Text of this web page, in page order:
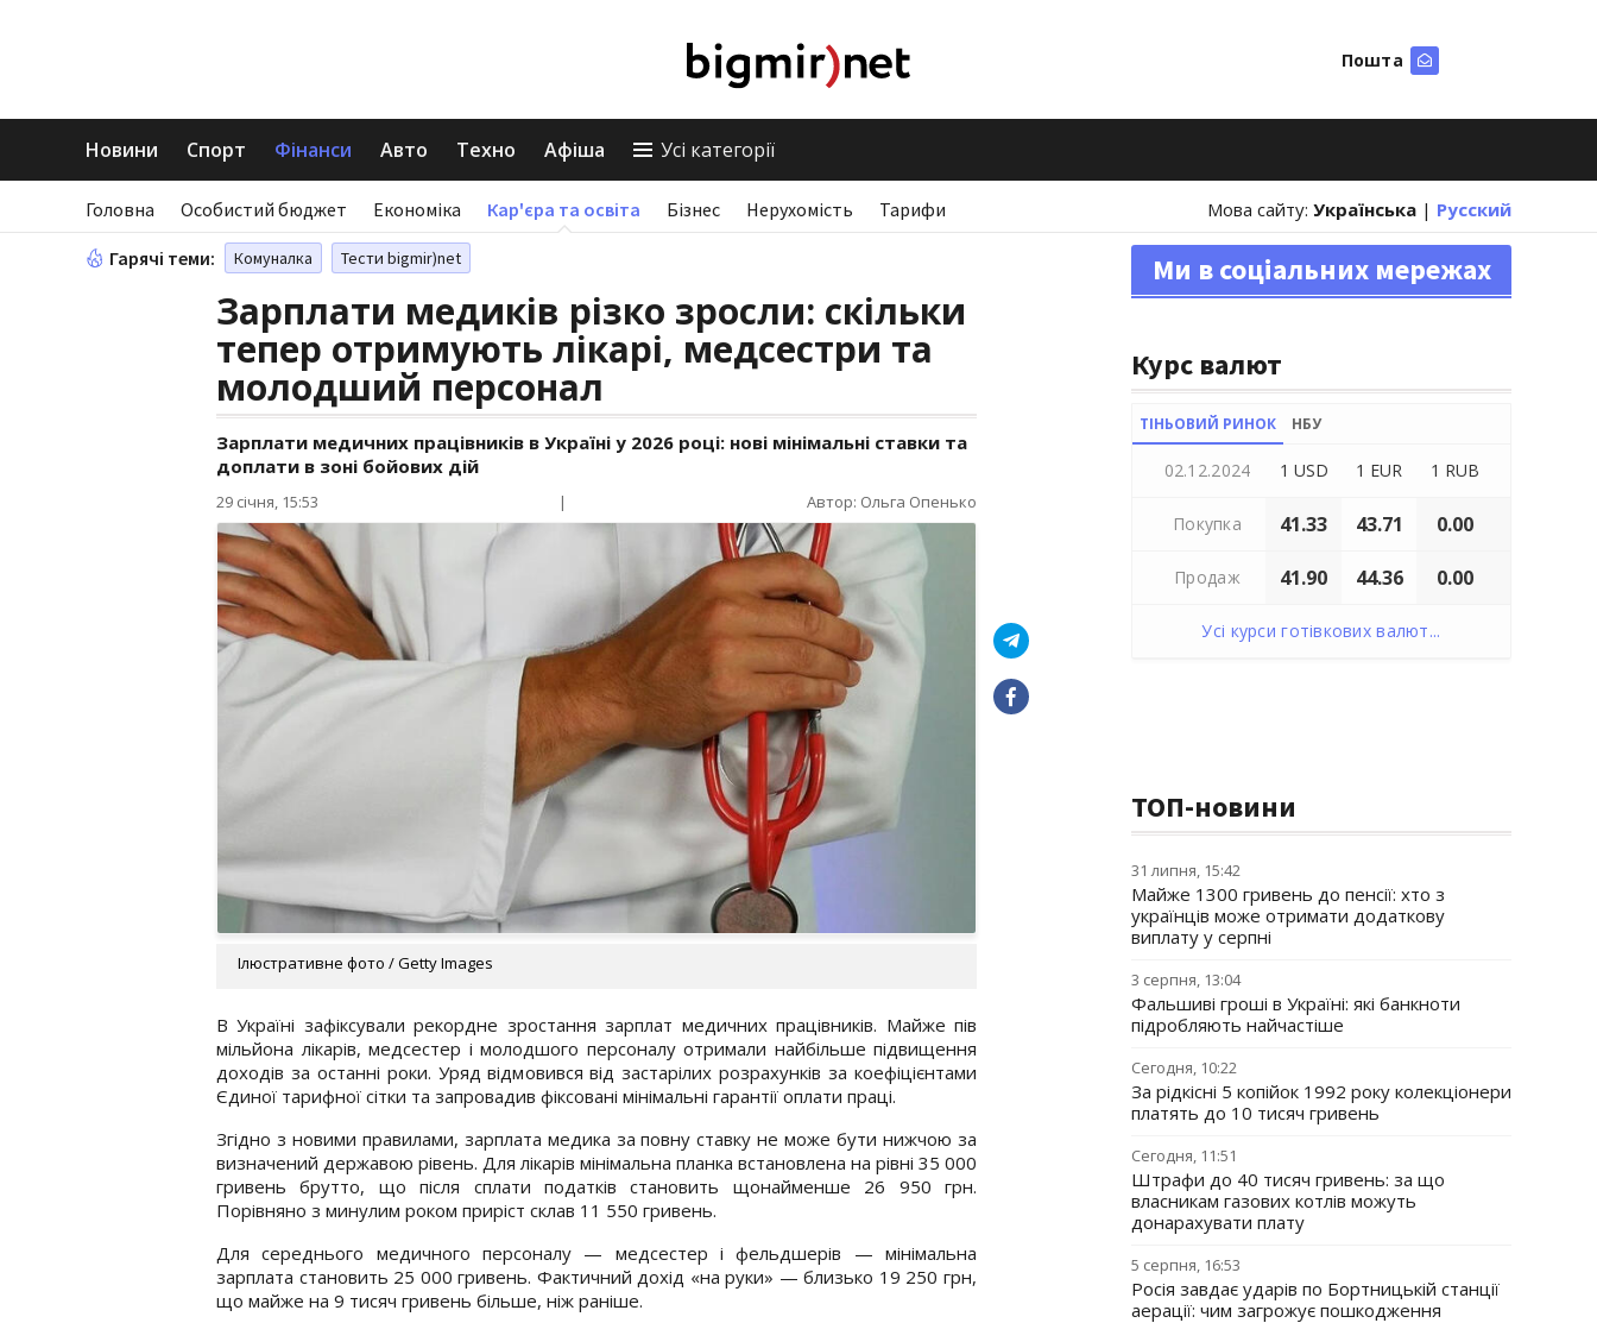
Пошта
Новини Спорт Фінанси Авто Техно Афіша Усі категорії
Головна Особистий бюджет Економіка Кар'єра та освіта Бізнес Нерухомість Тарифи Мова сайту: Українська | Русский
Гарячі теми: Комуналка Тести bigmir)net
Зарплати медиків різко зросли: скільки
тепер отримують лікарі, медсестри та
молодший персонал
Зарплати медичних працівників в Україні у 2026 році: нові мінімальні ставки та
доплати в зоні бойових дій
29 січня, 15:53 | Автор: Ольга Опенько
Ілюстративне фото / Getty Images
В Україні зафіксували рекордне зростання зарплат медичних працівників. Майже пів
мільйона лікарів, медсестер і молодшого персоналу отримали найбільше підвищення
доходів за останні роки. Уряд відмовився від застарілих розрахунків за коефіцієнтами
Єдиної тарифної сітки та запровадив фіксовані мінімальні гарантії оплати праці.
Згідно з новими правилами, зарплата медика за повну ставку не може бути нижчою за
визначений державою рівень. Для лікарів мінімальна планка встановлена на рівні 35 000
гривень брутто, що після сплати податків становить щонайменше 26 950 грн.
Порівняно з минулим роком приріст склав 11 550 гривень.
Для середнього медичного персоналу — медсестер і фельдшерів — мінімальна
зарплата становить 25 000 гривень. Фактичний дохід «на руки» — близько 19 250 грн,
що майже на 9 тисяч гривень більше, ніж раніше.
Ми в соціальних мережах
Курс валют
ТІНЬОВИЙ РИНОК НБУ
02.12.2024 1 USD 1 EUR 1 RUB
Покупка 41.33 43.71 0.00
Продаж 41.90 44.36 0.00
Усі курси готівкових валют...
ТОП-новини
31 липня, 15:42
Майже 1300 гривень до пенсії: хто з
українців може отримати додаткову
виплату у серпні
3 серпня, 13:04
Фальшиві гроші в Україні: які банкноти
підробляють найчастіше
Сегодня, 10:22
За рідкісні 5 копійок 1992 року колекціонери
платять до 10 тисяч гривень
Сегодня, 11:51
Штрафи до 40 тисяч гривень: за що
власникам газових котлів можуть
донарахувати плату
5 серпня, 16:53
Росія завдає ударів по Бортницькій станції
аерації: чим загрожує пошкодження